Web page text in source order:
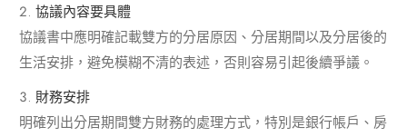
協議內容要具體
協議書中應明確記載雙方的分居原因、分居期間以及分居後的
生活安排，避免模糊不清的表述，否則容易引起後續爭議。
財務安排
明確列出分居期間雙方財務的處理方式，特別是銀行帳戶、房